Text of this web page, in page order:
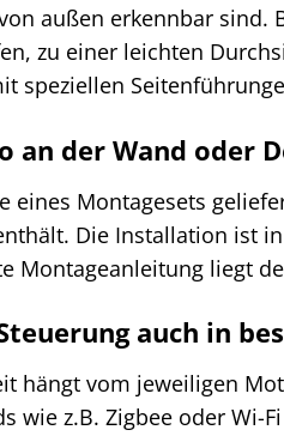
außen erkennbar
zu einer leichten
speziellen
an der Wand oder
eines Montagesets
Die Installation ist
Montageanleitung liegt
auch in
hängt vom jeweiligen
wie z.B. Zigbee oder